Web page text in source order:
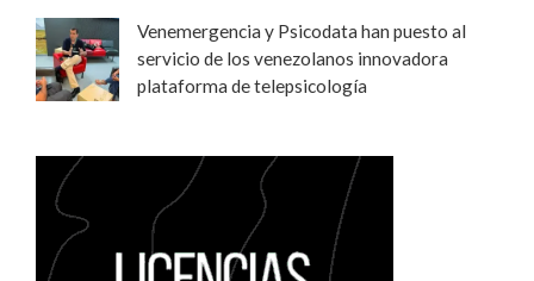
Venemergencia y Psicodata han puesto al
servicio de los venezolanos innovadora
plataforma de telepsicología